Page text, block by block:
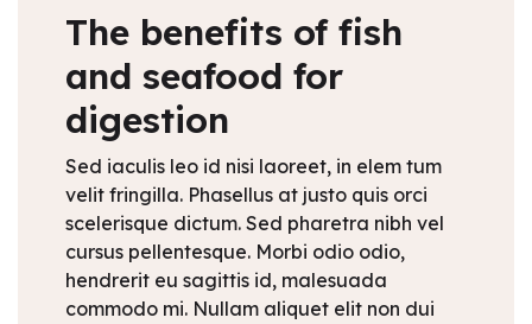
The benefits of fish
and seafood for
digestion
Sed iaculis leo id nisi laoreet, in elem tum
velit fringilla. Phasellus at justo quis orci
scelerisque dictum. Sed pharetra nibh vel
cursus pellentesque. Morbi odio odio,
hendrerit eu sagittis id, malesuada
commodo mi. Nullam aliquet elit non dui